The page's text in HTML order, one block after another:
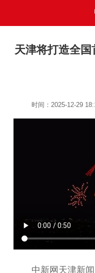
天津将打造全
时间：2025-12-29
中新网天津新闻